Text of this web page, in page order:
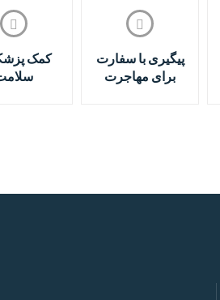
کمک
پیگیری با سفارت
برای مهاجرت